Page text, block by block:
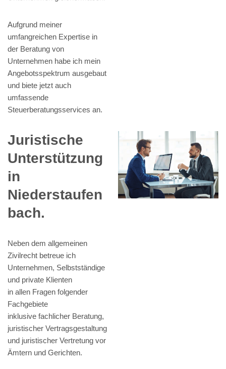
Aufgrund meiner
umfangreichen Expertise in
der Beratung von
Unternehmen habe ich mein
Angebotsspektrum ausgebaut
und biete jetzt auch
umfassende
Steuerberatungsservices an.
Juristische
Unterstützung
in
Niederstaufen
bach.
Neben dem allgemeinen
Zivilrecht betreue ich
Unternehmen, Selbstständige
und private Klienten
in allen Fragen folgender
Fachgebiete
inklusive fachlicher Beratung,
juristischer Vertragsgestaltung
und juristischer Vertretung vor
Ämtern und Gerichten.